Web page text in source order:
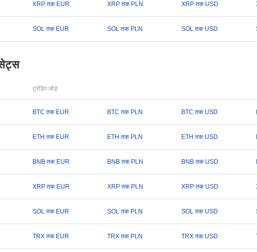
XRP तक EUR XRP तक PLN XRP तक USD
SOL तक EUR SOL तक PLN SOL तक USD
ट्रेडिंग जोड़े
BTC तक EUR BTC तक PLN BTC तक USD
ETH तक EUR ETH तक PLN ETH तक USD
BNB तक EUR BNB तक PLN BNB तक USD
XRP तक EUR XRP तक PLN XRP तक USD
SOL तक EUR SOL तक PLN SOL तक USD
TRX तक EUR TRX तक PLN TRX तक USD